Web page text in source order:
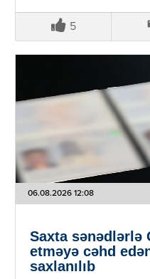
5
06.08.2026 12:08
Saxta sənədlərlə
etməyə cəhd
saxlanılıb